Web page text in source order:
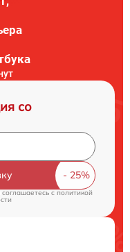
со
cполитикой